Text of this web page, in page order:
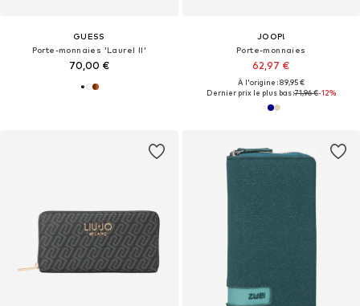
GUESS
Porte-monnaies 'Laurel II'
70,00 €
JOOP!
Porte-monnaies
62,97 €
À l'origine : 89,95 €
Dernier prix le plus bas :71,96 €-12%